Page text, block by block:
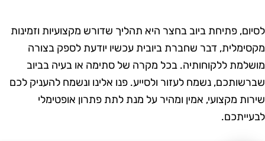
פתיחת ביוב בחצר היא תהליך שדורש מקצועיות וזמינות
דבר שחברת ביובית עכשיו יודעת לספק בצורה
ללקוחותיה. בכל מקרה של סתימה או בעיה בביוב
נשמח לעזור ולסייע. פנו אלינו ונשמח להעניק לכם
מקצועי, אמין ומהיר על מנת לתת פתרון אופטימלי